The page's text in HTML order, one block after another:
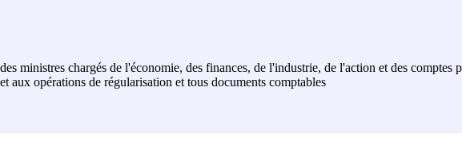
ministres chargés de l'économie, des finances, de l'industrie, de l'action et des
aux opérations de régularisation et tous documents comptables